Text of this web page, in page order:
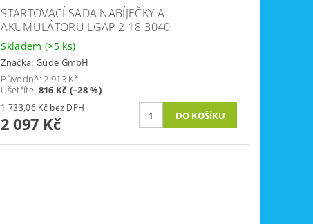
STARTOVACÍ SADA NABÍJEČKY A
AKUMULÁTORU LGAP 2-18-3040
Skladem (>5 ks)
Značka: Güde GmbH
Původně:2 913 Kč
Ušetříte: 816 Kč (–28 %)
1 733,06 Kč bez DPH
2 097 Kč